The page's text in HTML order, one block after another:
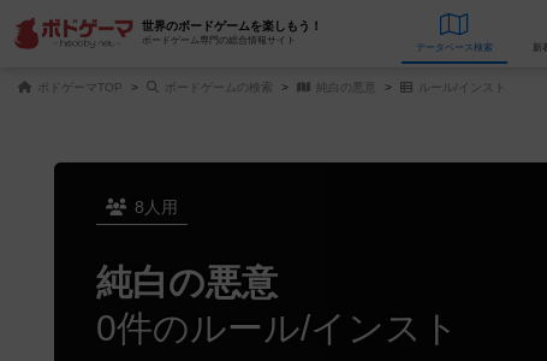
世界のボードゲームを楽しもう！
ボードゲーム専門の総合情報サイト
データベース 検索
ボドゲーマTOP ボードゲームの検索 純白の悪意 ルール/インスト
8人用
純白の悪意
0件のルール/インスト